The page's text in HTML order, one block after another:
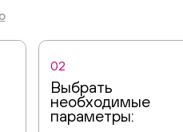
02
Выбрать
необходимые
параметры: